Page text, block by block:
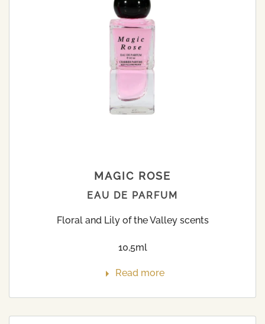
MAGIC ROSE
EAU DE PARFUM
Floral and Lily of the Valley scents
10,5ml
Read more